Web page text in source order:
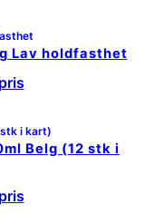
Lav holdfasthet
Belg (12 stk i